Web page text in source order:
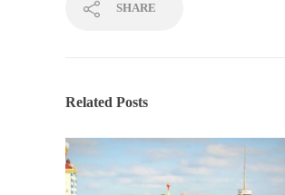
SHARE
Related Posts